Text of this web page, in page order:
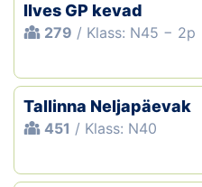
Ilves GP kevad
279 / Klass: N45 − 2p
Tallinna Neljapäevak
451 / Klass: N40